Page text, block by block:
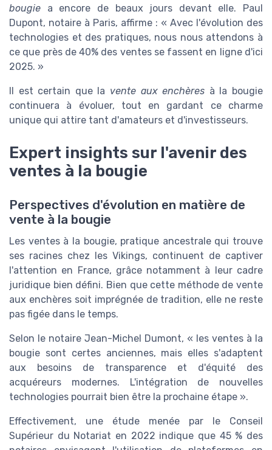
bougie a encore de beaux jours devant elle. Paul
Dupont, notaire à Paris, affirme : « Avec l'évolution des
technologies et des pratiques, nous nous attendons à
ce que près de 40% des ventes se fassent en ligne d'ici
2025. »
Il est certain que la vente aux enchères à la bougie
continuera à évoluer, tout en gardant ce charme
unique qui attire tant d'amateurs et d'investisseurs.
Expert insights sur l'avenir des
ventes à la bougie
Perspectives d'évolution en matière de
vente à la bougie
Les ventes à la bougie, pratique ancestrale qui trouve
ses racines chez les Vikings, continuent de captiver
l'attention en France, grâce notamment à leur cadre
juridique bien défini. Bien que cette méthode de vente
aux enchères soit imprégnée de tradition, elle ne reste
pas figée dans le temps.
Selon le notaire Jean-Michel Dumont, « les ventes à la
bougie sont certes anciennes, mais elles s'adaptent
aux besoins de transparence et d'équité des
acquéreurs modernes. L'intégration de nouvelles
technologies pourrait bien être la prochaine étape ».
Effectivement, une étude menée par le Conseil
Supérieur du Notariat en 2022 indique que 45 % des